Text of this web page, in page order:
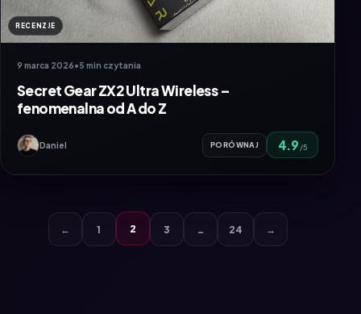
RECENZJE
9 marca 2026•5 min czytania
Secret Gear ZX2 Ultra Wireless –
fenomenalna od A do Z
Daniel PORÓWNAJ 4.9 /5
← 1 2 3 … 24 →